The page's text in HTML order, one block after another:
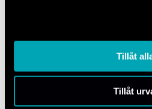
Tillåt
Tillåt
Som auktoriserad
tekniker enligt Fords
avancerad